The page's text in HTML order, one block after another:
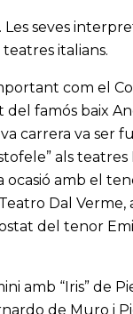
seves
italians.
com el
famós baix
carrera va ser
als
ocasió amb el
Dal
del tenor
amb “Iris” de
de Muro i